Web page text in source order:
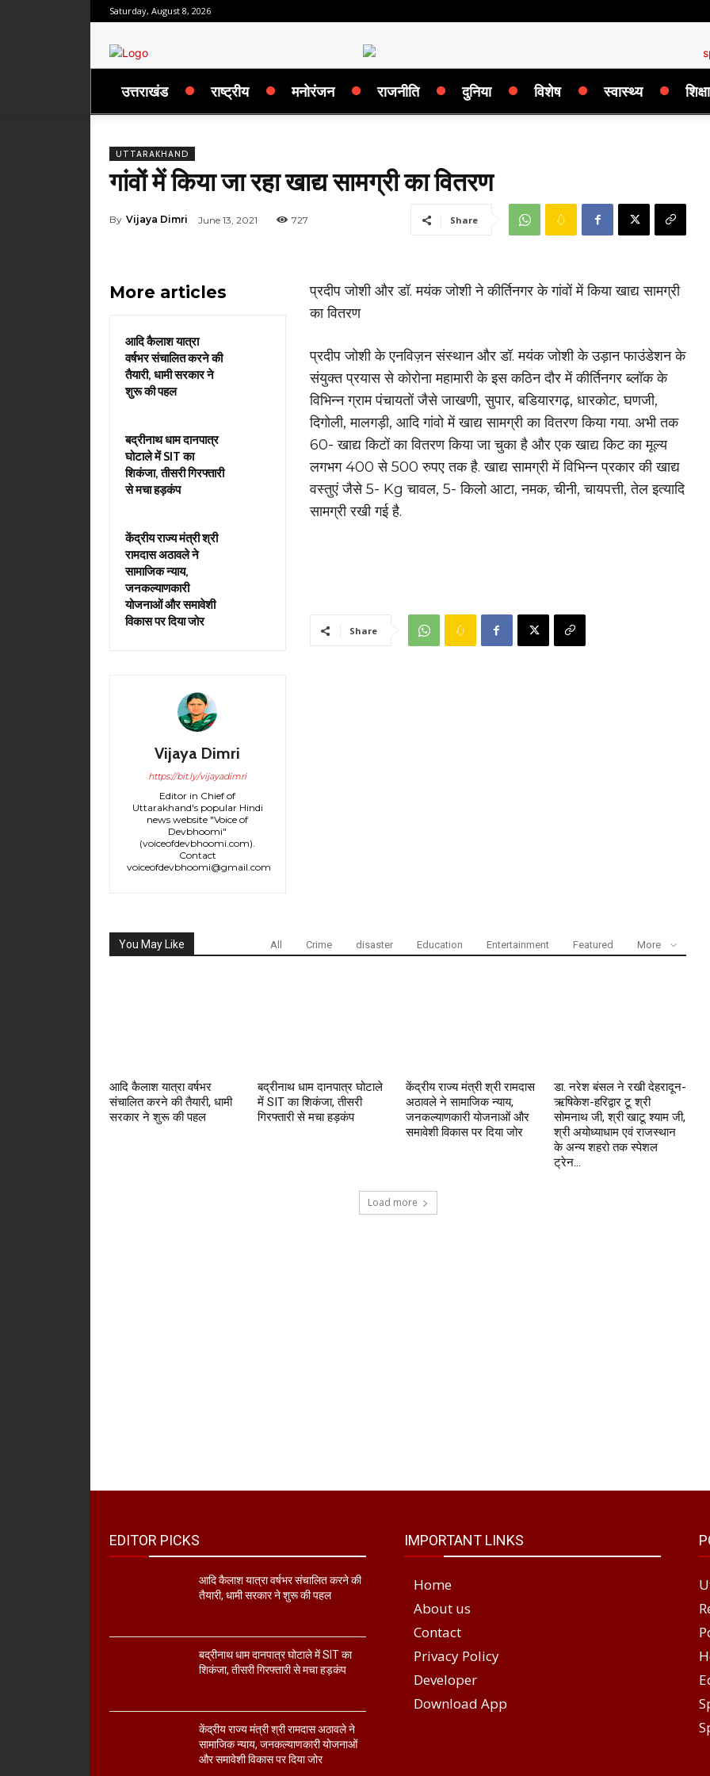
Saturday, August 8, 2026
उत्तराखंड राष्ट्रीय मनोरंजन राजनीति दुनिया विशेष स्वास्थ्य शिक्षा
UTTARAKHAND
गांवों में किया जा रहा खाद्य सामग्री का वितरण
By Vijaya Dimri June 13, 2021 727 Share
More articles
आदि कैलाश यात्रा
वर्षभर संचालित करने की
तैयारी, धामी सरकार ने
शुरू की पहल
बद्रीनाथ धाम दानपात्र
घोटाले में SIT का
शिकंजा, तीसरी गिरफ्तारी
से मचा हड़कंप
केंद्रीय राज्य मंत्री श्री
रामदास अठावले ने
सामाजिक न्याय,
जनकल्याणकारी
योजनाओं और समावेशी
विकास पर दिया जोर
Vijaya Dimri
https://bit.ly/vijayadimri
Editor in Chief of
Uttarakhand's popular Hindi
news website "Voice of
Devbhoomi"
(voiceofdevbhoomi.com).
Contact
voiceofdevbhoomi@gmail.com
प्रदीप जोशी और डॉ. मयंक जोशी ने कीर्तिनगर के गांवों में किया खाद्य सामग्री
का वितरण
प्रदीप जोशी के एनविज़न संस्थान और डॉ. मयंक जोशी के उड़ान फाउंडेशन के
संयुक्त प्रयास से कोरोना महामारी के इस कठिन दौर में कीर्तिनगर ब्लॉक के
विभिन्न ग्राम पंचायतों जैसे जाखणी, सुपार, बडियारगढ़, धारकोट, घणजी,
दिगोली, मालगड़ी, आदि गांवो में खाद्य सामग्री का वितरण किया गया. अभी तक
60- खाद्य किटों का वितरण किया जा चुका है और एक खाद्य किट का मूल्य
लगभग 400 से 500 रुपए तक है. खाद्य सामग्री में विभिन्न प्रकार की खाद्य
वस्तुएं जैसे 5- Kg चावल, 5- किलो आटा, नमक, चीनी, चायपत्ती, तेल इत्यादि
सामग्री रखी गई है.
Share
You May Like All Crime disaster Education Entertainment Featured More
आदि कैलाश यात्रा वर्षभर
संचालित करने की तैयारी, धामी
सरकार ने शुरू की पहल
बद्रीनाथ धाम दानपात्र घोटाले
में SIT का शिकंजा, तीसरी
गिरफ्तारी से मचा हड़कंप
केंद्रीय राज्य मंत्री श्री रामदास
अठावले ने सामाजिक न्याय,
जनकल्याणकारी योजनाओं और
समावेशी विकास पर दिया जोर
डा. नरेश बंसल ने रखी देहरादून-
ऋषिकेश-हरिद्वार टू श्री
सोमनाथ जी, श्री खाटू श्याम जी,
श्री अयोध्याधाम एवं राजस्थान
के अन्य शहरो तक स्पेशल
ट्रेन...
Load more
EDITOR PICKS
आदि कैलाश यात्रा वर्षभर संचालित करने की
तैयारी, धामी सरकार ने शुरू की पहल
बद्रीनाथ धाम दानपात्र घोटाले में SIT का
शिकंजा, तीसरी गिरफ्तारी से मचा हड़कंप
केंद्रीय राज्य मंत्री श्री रामदास अठावले ने
सामाजिक न्याय, जनकल्याणकारी योजनाओं
और समावेशी विकास पर दिया जोर
IMPORTANT LINKS
Home
About us
Contact
Privacy Policy
Developer
Download App